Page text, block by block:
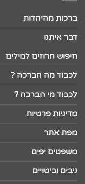
ברכות מהיהדות
דבר איתנו
חיפוש חרוזים למילים
לכבוד מה הברכה ?
לכבוד מי הברכה ?
מדיניות פרטיות
מפת אתר
משפטים יפים
ניבים וביטויים